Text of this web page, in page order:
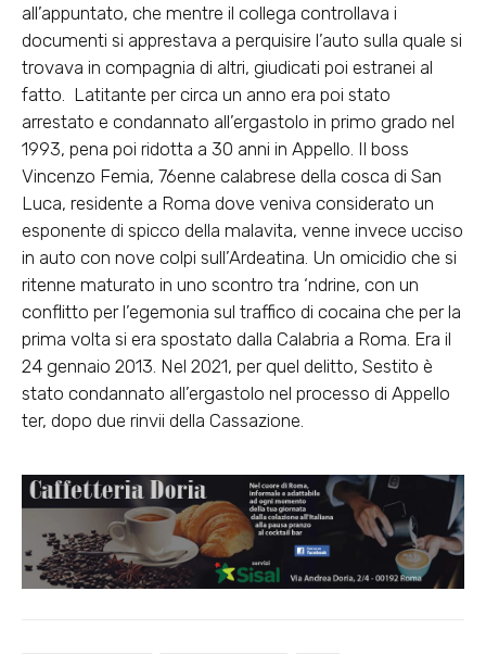
all’appuntato, che mentre il collega controllava i
documenti si apprestava a perquisire l’auto sulla quale si
trovava in compagnia di altri, giudicati poi estranei al
fatto. Latitante per circa un anno era poi stato
arrestato e condannato all’ergastolo in primo grado nel
1993, pena poi ridotta a 30 anni in Appello. Il boss
Vincenzo Femia, 76enne calabrese della cosca di San
Luca, residente a Roma dove veniva considerato un
esponente di spicco della malavita, venne invece ucciso
in auto con nove colpi sull’Ardeatina. Un omicidio che si
ritenne maturato in uno scontro tra ‘ndrine, con un
conflitto per l’egemonia sul traffico di cocaina che per la
prima volta si era spostato dalla Calabria a Roma. Era il
24 gennaio 2013. Nel 2021, per quel delitto, Sestito è
stato condannato all’ergastolo nel processo di Appello
ter, dopo due rinvii della Cassazione.